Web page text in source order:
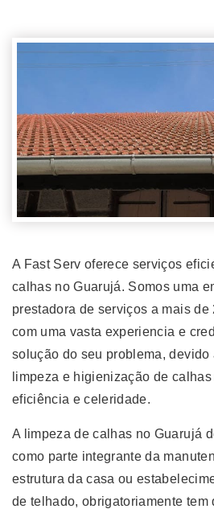
A Fast Serv oferece serviços
calhas no Guarujá. Somos uma
prestadora de serviços a mais de
com uma vasta experiencia e
solução do seu problema, devido
limpeza e higienização de
eficiência e celeridade.
A limpeza de calhas no Guarujá
como parte integrante da
estrutura da casa ou
de telhado, obrigatoriamente tem